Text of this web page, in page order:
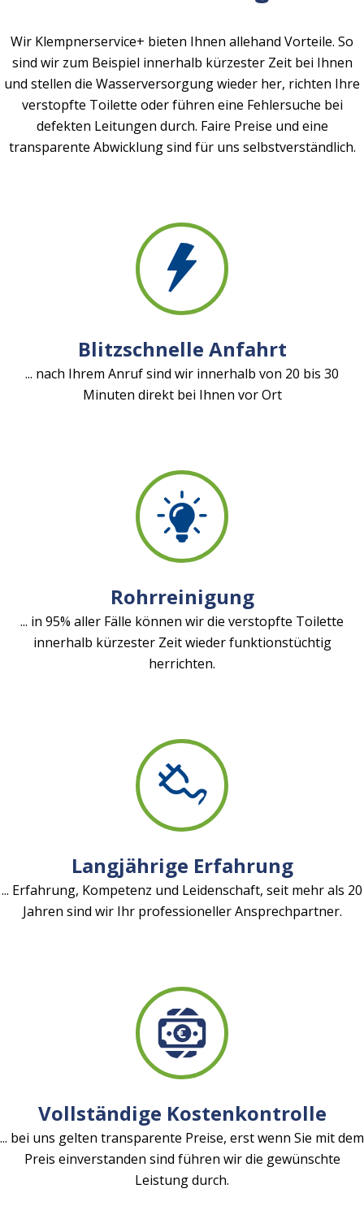
Wir Klempnerservice+ bieten Ihnen allehand Vorteile. So
sind wir zum Beispiel innerhalb kürzester Zeit bei Ihnen
und stellen die Wasserversorgung wieder her, richten Ihre
verstopfte Toilette oder führen eine Fehlersuche bei
defekten Leitungen durch. Faire Preise und eine
transparente Abwicklung sind für uns selbstverständlich.
Blitzschnelle Anfahrt
... nach Ihrem Anruf sind wir innerhalb von 20 bis 30
Minuten direkt bei Ihnen vor Ort
Rohrreinigung
... in 95% aller Fälle können wir die verstopfte Toilette
innerhalb kürzester Zeit wieder funktionstüchtig
herrichten.
Langjährige Erfahrung
... Erfahrung, Kompetenz und Leidenschaft, seit mehr als 20
Jahren sind wir Ihr professioneller Ansprechpartner.
Vollständige Kostenkontrolle
... bei uns gelten transparente Preise, erst wenn Sie mit dem
Preis einverstanden sind führen wir die gewünschte
Leistung durch.